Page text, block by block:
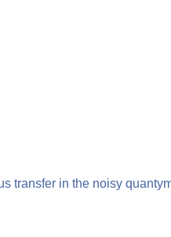
transfer in the noisy